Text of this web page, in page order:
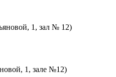
1, зал № 12)
1, зале №12)